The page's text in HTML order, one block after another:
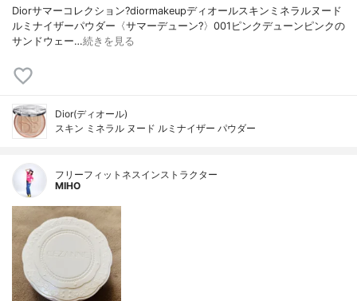
Diorサマーコレクション?diormakeupディオールスキンミネラルヌード
ルミナイザーパウダー〈サマーデューン?️〉001ピンクデューンピンクの
サンドウェー…続きを見る
Dior(ディオール)
スキン ミネラル ヌード ルミナイザー パウダー
フリーフィットネスインストラクター
MIHO